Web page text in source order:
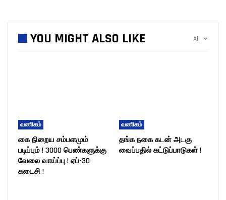
All
YOU MIGHT ALSO LIKE
வணிகம்
கை நிறைய சம்பளமும்
படிப்பும் ! 3000 பெண்களுக்கு
வேலை வாய்ப்பு ! ஏப்-30
கடைசி !
வணிகம்
தங்க நகை கடன் அடகு
வைப்பதில் கட்டுப்பாடுகள் !